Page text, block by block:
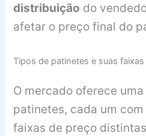
distribuição do
afetar o preço final do
Tipos de patinetes e suas
O mercado oferece
patinetes, cada um
faixas de preço